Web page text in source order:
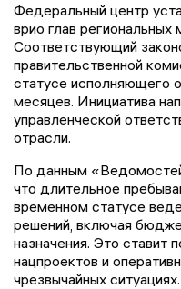
Федеральный центр
врио глав региональных
Соответствующий
правительственной
статусе исполняющего
месяцев. Инициатива
управленческой
отрасли.
По данным
что длительное
временном статусе
решений, включая
назначения. Это ставит
нацпроектов и
чрезвычайных ситуациях.